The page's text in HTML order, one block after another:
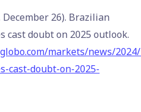
26). Brazilian
cast doubt on 2025 outlook.
markets/news/
cast-doubt-on-2025-